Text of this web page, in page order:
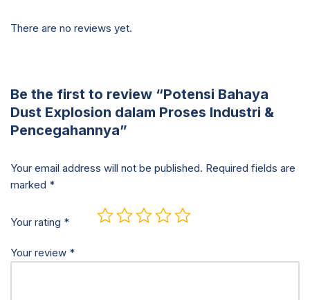
There are no reviews yet.
Be the first to review “Potensi Bahaya
Dust Explosion dalam Proses Industri &
Pencegahannya”
Your email address will not be published. Required fields are
marked *
Your rating *
Your review *